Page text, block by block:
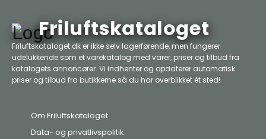
Friluftskataloget
Friluftskataloget.dk er ikke selv lagerførende, men fungerer
udelukkende som et varekatalog med varer, priser og tilbud fra
katalogets annoncører. Vi indhenter og opdaterer automatisk
priser og tilbud fra butikkerne så du har overblikket ét sted!
Om Friluftskataloget
Data- og privatlivspolitik